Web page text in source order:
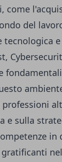
come
del
e sulla
in